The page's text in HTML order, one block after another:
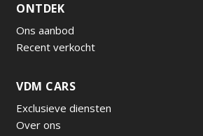
ONTDEK
Ons aanbod
Recent verkocht
VDM CARS
Exclusieve diensten
Over ons